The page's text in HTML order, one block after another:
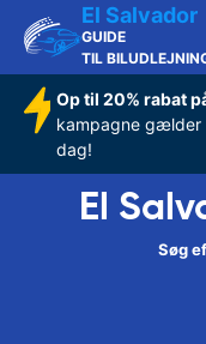
El Salvador
GUIDE
TIL
Op til 20% rabat
kampagne gælder
dag!
El
Søg